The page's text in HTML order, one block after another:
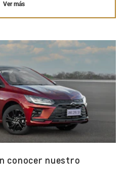
Ver más
conocer nuestro